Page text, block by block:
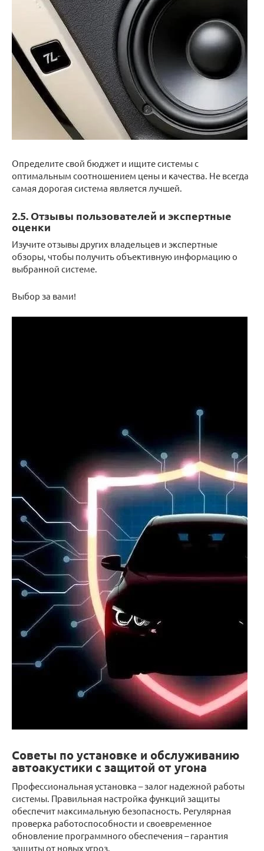
Определите свой бюджет и ищите системы с
оптимальным соотношением цены и качества. Не всегда
самая дорогая система является лучшей.
2.5. Отзывы пользователей и экспертные
оценки
Изучите отзывы других владельцев и экспертные
обзоры, чтобы получить объективную информацию о
выбранной системе.
Выбор за вами!
Советы по установке и обслуживанию
автоакустики с защитой от угона
Профессиональная установка – залог надежной работы
системы. Правильная настройка функций защиты
обеспечит максимальную безопасность. Регулярная
проверка работоспособности и своевременное
обновление программного обеспечения – гарантия
защиты от новых угроз.